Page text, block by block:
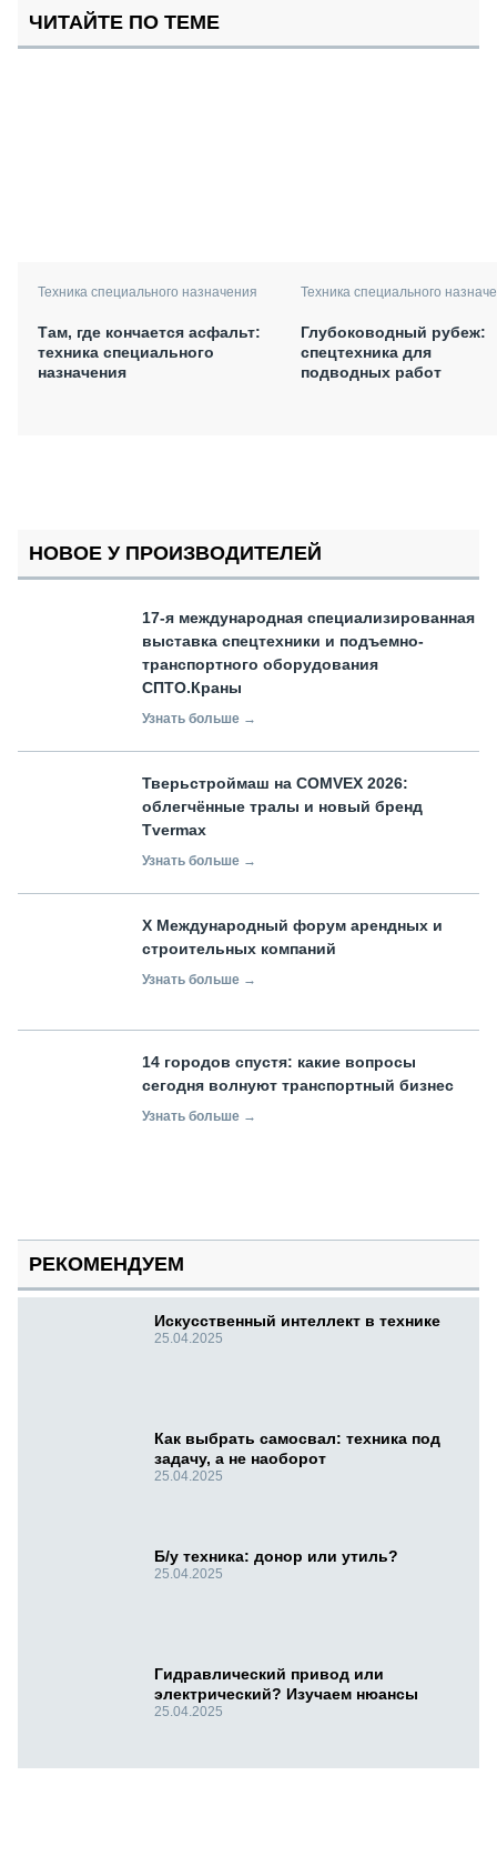
ЧИТАЙТЕ ПО ТЕМЕ
Техника специального назначения
Там, где кончается асфальт:
техника специального
назначения
Техника специального
Глубоководный рубеж:
спецтехника для
подводных работ
НОВОЕ У ПРОИЗВОДИТЕЛЕЙ
17-я международная специализированная
выставка спецтехники и подъемно-
транспортного оборудования
СПТО.Краны
Узнать больше →
Тверьстроймаш на COMVEX 2026:
облегчённые тралы и новый бренд
Tvermax
Узнать больше →
X Международный форум арендных и
строительных компаний
Узнать больше →
14 городов спустя: какие вопросы
сегодня волнуют транспортный бизнес
Узнать больше →
РЕКОМЕНДУЕМ
Искусственный интеллект в технике
25.04.2025
Как выбрать самосвал: техника под
задачу, а не наоборот
25.04.2025
Б/у техника: донор или утиль?
25.04.2025
Гидравлический привод или
электрический? Изучаем нюансы
25.04.2025